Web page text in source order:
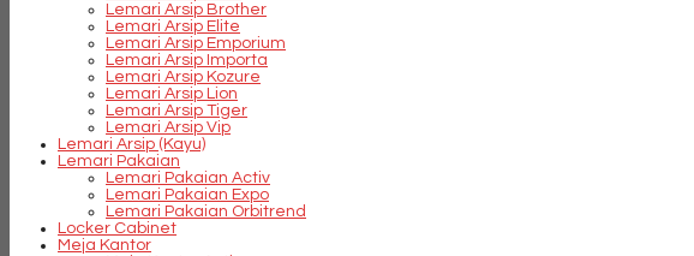
Lemari Arsip Brother
Lemari Arsip Elite
Lemari Arsip Emporium
Lemari Arsip Importa
Lemari Arsip Kozure
Lemari Arsip Lion
Lemari Arsip Tiger
Lemari Arsip Vip
Lemari Arsip (Kayu)
Lemari Pakaian
Lemari Pakaian Activ
Lemari Pakaian Expo
Lemari Pakaian Orbitrend
Locker Cabinet
Meja Kantor